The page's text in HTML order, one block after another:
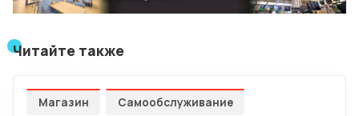
Читайте также
Магазин Самообслуживание